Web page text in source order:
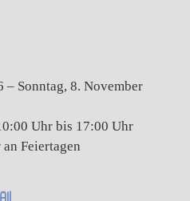
– Sonntag, 8. November
Uhr bis 17:00 Uhr
Feiertagen